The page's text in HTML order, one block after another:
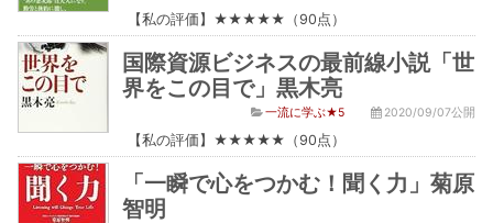
【私の評価】★★★★★（90点）
国際資源ビジネスの最前線小説「世
界をこの目で」黒木亮
一流に学ぶ★5 2020/09/07公開
【私の評価】★★★★★（90点）
「一瞬で心をつかむ！聞く力」菊原
智明